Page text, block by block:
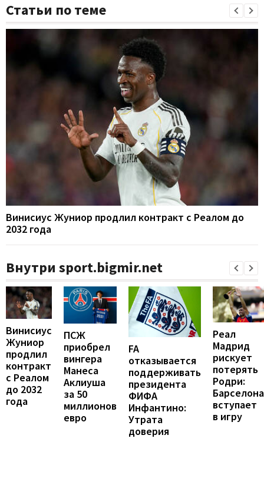
Статьи по теме
Винисиус Жуниор продлил контракт с Реалом до
2032 года
Внутри sport.bigmir.net
Винисиус
Жуниор
продлил
контракт
с Реалом
до 2032
года
ПСЖ
приобрел
вингера
Манеса
Аклиуша
за 50
миллионов
евро
FA
отказывается
поддерживать
президента
ФИФА
Инфантино:
Утрата
доверия
Реал
Мадрид
рискует
потерять
Родри:
Барселона
вступает
в игру